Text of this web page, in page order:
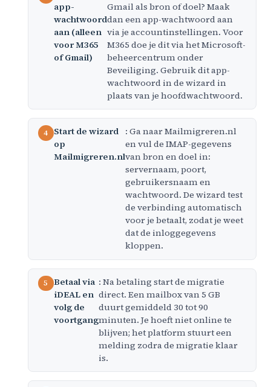
app-
wachtwoord
aan (alleen
voor M365
of Gmail)
Gmail als bron of doel? Maak
dan een app-wachtwoord aan
via je accountinstellingen. Voor
M365 doe je dit via het Microsoft-
beheercentrum onder
Beveiliging. Gebruik dit app-
wachtwoord in de wizard in
plaats van je hoofdwachtwoord.
Start de wizard
op
Mailmigreren.nl
: Ga naar Mailmigreren.nl
en vul de IMAP-gegevens
van bron en doel in:
servernaam, poort,
gebruikersnaam en
wachtwoord. De wizard test
de verbinding automatisch
voor je betaalt, zodat je weet
dat de inloggegevens
kloppen.
Betaal via
iDEAL en
volg de
voortgang
: Na betaling start de migratie
direct. Een mailbox van 5 GB
duurt gemiddeld 30 tot 90
minuten. Je hoeft niet online te
blijven; het platform stuurt een
melding zodra de migratie klaar
is.